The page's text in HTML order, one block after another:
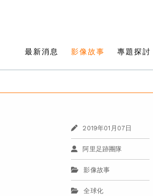
最新消息 影像故事 專題探討
2019年01月07日
阿里足跡團隊
影像故事
全球化